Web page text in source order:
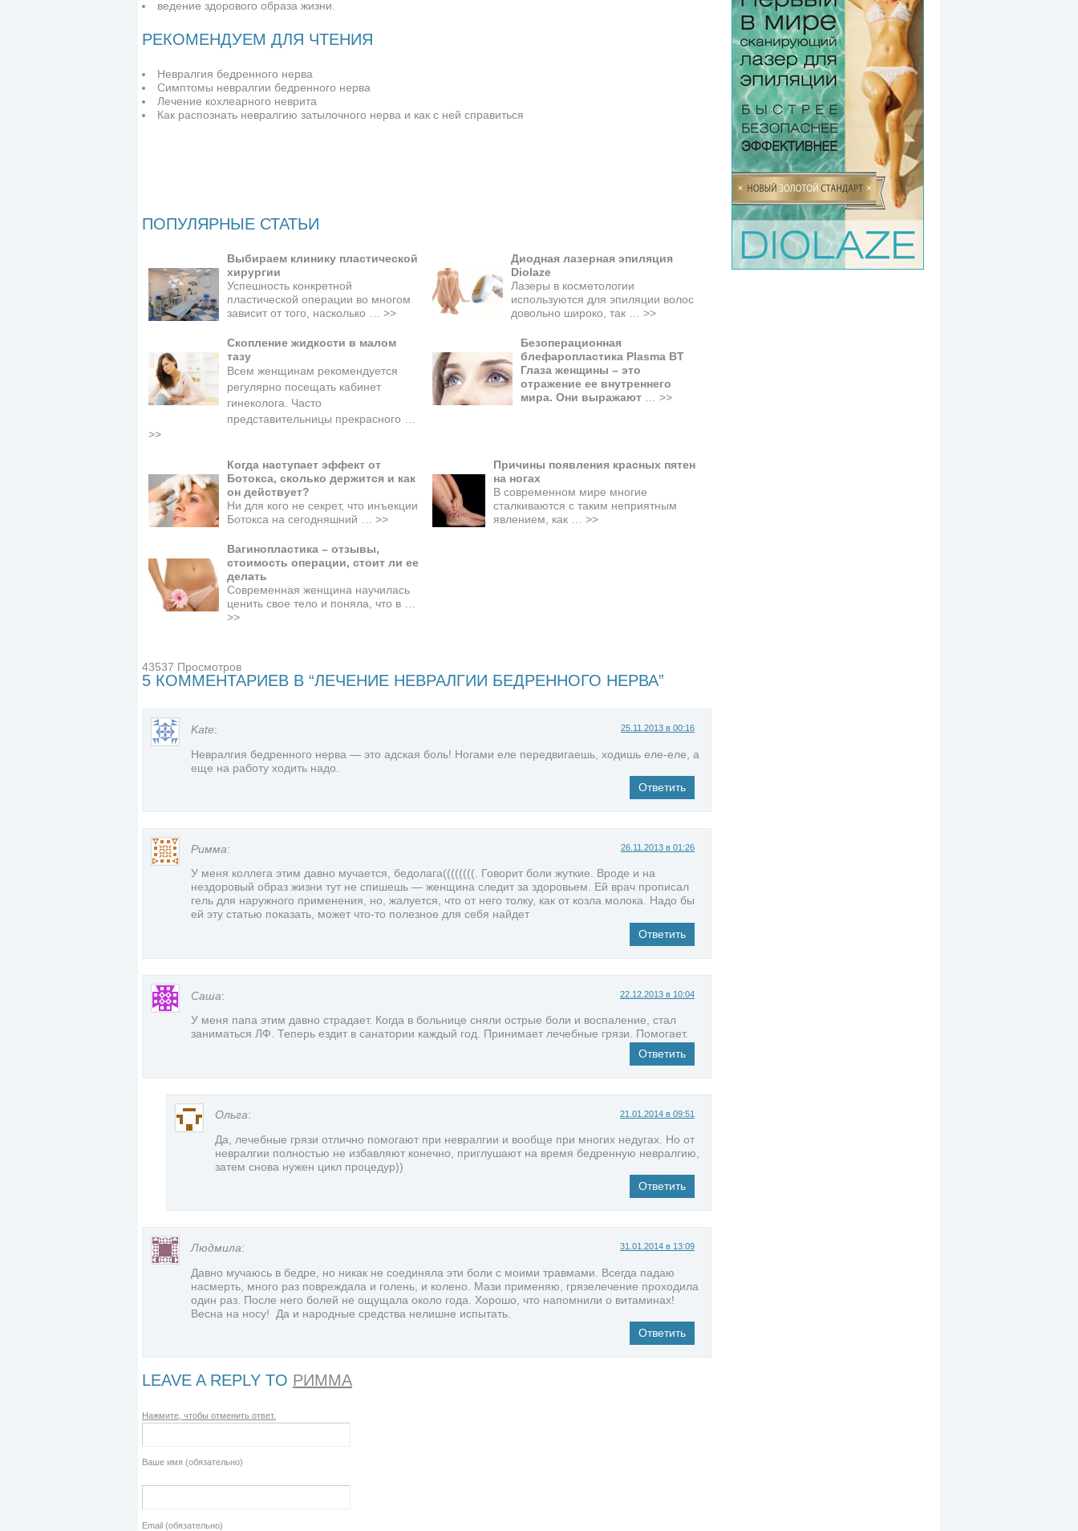
ведение здорового образа жизни.
РЕКОМЕНДУЕМ ДЛЯ ЧТЕНИЯ
Невралгия бедренного нерва
Симптомы невралгии бедренного нерва
Лечение кохлеарного неврита
Как распознать невралгию затылочного нерва и как с ней справиться
ПОПУЛЯРНЫЕ СТАТЬИ
Выбираем клинику пластической
хирургии
Успешность конкретной
пластической операции во многом
зависит от того, насколько … >>
Диодная лазерная эпиляция
Diolaze
Лазеры в косметологии
используются для эпиляции волос
довольно широко, так …>>
Скопление жидкости в малом
тазу
Всем женщинам рекомендуется
регулярно посещать кабинет
гинеколога. Часто
представительницы прекрасного …
>>
Безоперационная
блефаропластика Plasma BT
Глаза женщины – это
отражение ее внутреннего
мира. Они выражают …>>
Когда наступает эффект от
Ботокса, сколько держится и как
он действует?
Ни для кого не секрет, что инъекции
Ботокса на сегодняшний … >>
Причины появления красных пятен
на ногах
В современном мире многие
сталкиваются с таким неприятным
явлением, как …>>
Вагинопластика – отзывы,
стоимость операции, стоит ли ее
делать
Современная женщина научилась
ценить свое тело и поняла, что в …
>>
43537 Просмотров
5 КОММЕНТАРИЕВ В “ЛЕЧЕНИЕ НЕВРАЛГИИ БЕДРЕННОГО НЕРВА”
Kate: 25.11.2013 в 00:16
Невралгия бедренного нерва — это адская боль! Ногами еле передвигаешь, ходишь еле-еле, а
еще на работу ходить надо.
Ответить
Римма: 26.11.2013 в 01:26
У меня коллега этим давно мучается, бедолага((((((((. Говорит боли жуткие. Вроде и на
нездоровый образ жизни тут не спишешь — женщина следит за здоровьем. Ей врач прописал
гель для наружного применения, но, жалуется, что от него толку, как от козла молока. Надо бы
ей эту статью показать, может что-то полезное для себя найдет
Ответить
Саша: 22.12.2013 в 10:04
У меня папа этим давно страдает. Когда в больнице сняли острые боли и воспаление, стал
заниматься ЛФ. Теперь ездит в санатории каждый год. Принимает лечебные грязи. Помогает.
Ответить
Ольга: 21.01.2014 в 09:51
Да, лечебные грязи отлично помогают при невралгии и вообще при многих недугах. Но от
невралгии полностью не избавляют конечно, приглушают на время бедренную невралгию,
затем снова нужен цикл процедур))
Ответить
Людмила: 31.01.2014 в 13:09
Давно мучаюсь в бедре, но никак не соединяла эти боли с моими травмами. Всегда падаю
насмерть, много раз повреждала и голень, и колено. Мази применяю, грязелечение проходила
один раз. После него болей не ощущала около года. Хорошо, что напомнили о витаминах!
Весна на носу! Да и народные средства нелишне испытать.
Ответить
LEAVE A REPLY TO РИММА
Нажмите, чтобы отменить ответ.
Ваше имя (обязательно)
Email (обязательно)